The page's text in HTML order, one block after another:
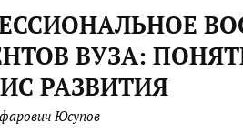
ВУЗА:
РАЗВИТИЯ
Юсупов